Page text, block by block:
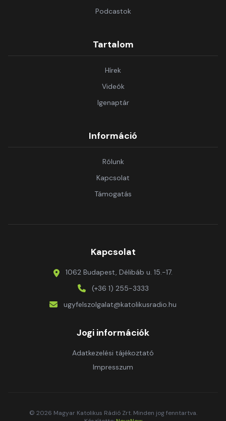
Podcastok
Tartalom
Hírek
Videók
Igenaptár
Információ
Rólunk
Kapcsolat
Támogatás
Kapcsolat
1062 Budapest, Délibáb u. 15.-17.
(+36 1) 255-3333
ugyfelszolgalat@katolikusradio.hu
Jogi információk
Adatkezelési tájékoztató
Impresszum
© 2026 Magyar Katolikus Rádió Zrt. Minden jog fenntartva.